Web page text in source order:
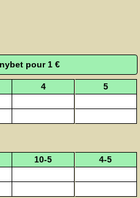
pour 1 €
4
5
10-5
4-5